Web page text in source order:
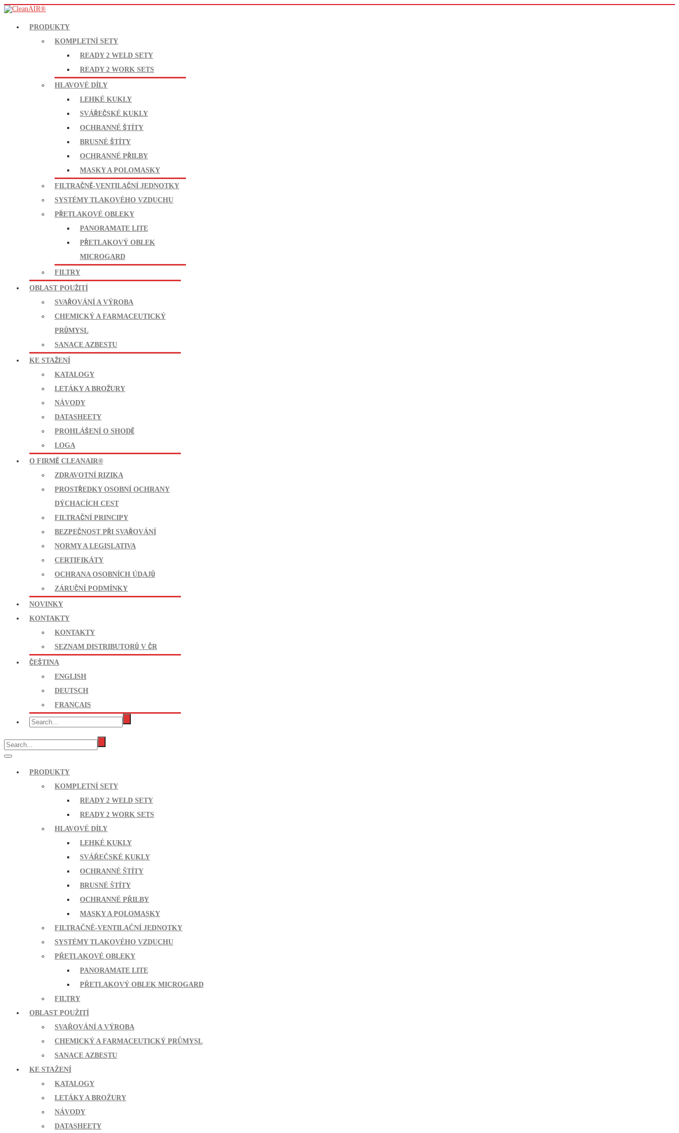
PRODUKTY
KOMPLETNÍ SETY
READY 2 WELD SETY
READY 2 WORK SETS
HLAVOVÉ DÍLY
LEHKÉ KUKLY
SVÁŘEČSKÉ KUKLY
OCHRANNÉ ŠTÍTY
BRUSNÉ ŠTÍTY
OCHRANNÉ PŘILBY
MASKY A POLOMASKY
FILTRAČNĚ-VENTILAČNÍ JEDNOTKY
SYSTÉMY TLAKOVÉHO VZDUCHU
PŘETLAKOVÉ OBLEKY
PANORAMATE LITE
PŘETLAKOVÝ OBLEK
MICROGARD
FILTRY
OBLAST POUŽITÍ
SVAŘOVÁNÍ A VÝROBA
CHEMICKÝ A FARMACEUTICKÝ
PRŮMYSL
SANACE AZBESTU
KE STAŽENÍ
KATALOGY
LETÁKY A BROŽURY
NÁVODY
DATASHEETY
PROHLÁŠENÍ O SHODĚ
LOGA
O FIRMĚ CLEANAIR®
ZDRAVOTNÍ RIZIKA
PROSTŘEDKY OSOBNÍ OCHRANY
DÝCHACÍCH CEST
FILTRAČNÍ PRINCIPY
BEZPEČNOST PŘI SVAŘOVÁNÍ
NORMY A LEGISLATIVA
CERTIFIKÁTY
OCHRANA OSOBNÍCH ÚDAJŮ
ZÁRUČNÍ PODMÍNKY
NOVINKY
KONTAKTY
KONTAKTY
SEZNAM DISTRIBUTORŮ V ČR
ČEŠTINA
ENGLISH
DEUTSCH
FRANÇAIS
PRODUKTY
KOMPLETNÍ SETY
READY 2 WELD SETY
READY 2 WORK SETS
HLAVOVÉ DÍLY
LEHKÉ KUKLY
SVÁŘEČSKÉ KUKLY
OCHRANNÉ ŠTÍTY
BRUSNÉ ŠTÍTY
OCHRANNÉ PŘILBY
MASKY A POLOMASKY
FILTRAČNĚ-VENTILAČNÍ JEDNOTKY
SYSTÉMY TLAKOVÉHO VZDUCHU
PŘETLAKOVÉ OBLEKY
PANORAMATE LITE
PŘETLAKOVÝ OBLEK MICROGARD
FILTRY
OBLAST POUŽITÍ
SVAŘOVÁNÍ A VÝROBA
CHEMICKÝ A FARMACEUTICKÝ PRŮMYSL
SANACE AZBESTU
KE STAŽENÍ
KATALOGY
LETÁKY A BROŽURY
NÁVODY
DATASHEETY